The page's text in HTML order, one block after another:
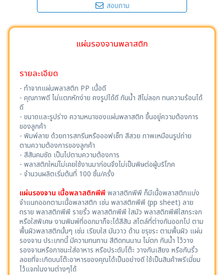
สอบถาม
แผ่นรองจานพลาสติก
รายละเอียด
- ทำจากแผ่นพลาสติก PP เนื้อดี
- คุณภาพดี ไม่แตกหักง่าย คงรูปได้ดี กันน้ำ สีไม่ลอก ทนความร้อนได้
ดี
- ขนาดและรูปร่าง ความหนาของแผ่นพลาสติก ขึ้นอยู่ความต้องการ
ของลูกค้า
- พิมพ์ลาย ด้วยการสกรีนหรือออฟเซ็ท สีสวย ภาพเหมือนรูปถ่าย
ตามความต้องการของลูกค้า
- สีสันคมชัด เป็นไปตามความต้องการ
- พลาสติกใหม่ไม่เคยใช้งานมาก่อนจึงไม่เป็นพิษต่อผู้บริโภค
- จำนวนผลิตเริ่มต้นที่ 100 ชิ้น/ครั้ง
แผ่นรองจาน เนื้อพลาสติกพีพีพลาสติกพีพี ก็มีเนื้อพลาสติกแบ่ง
จำแนกออกตามเนื้อพลาสติก เช่น พลาสติกพีพี (pp sheet) ลาย
ทราย พลาสติกพีพี รายริ้ว พลาสติกพีพี ใสมัว พลาสติกพีพีใสกระจก
หรือใสพิเศษ งานพิมพ์ที่ออกมาก็จะได้สีสัน สไตล์ที่ต่างกันออกไป ตาม
พื้นผิวพลาสติกนั้นๆ เช่น เรียบใส มันวาว ด้าน ขรุขระ ตามพื้นผิว แผ่น
รองจาน ประเภทนี้ มีความทนทาน สีติดทนนาน ไม่ตก กันน้ำ ไว้วาง
รองจานหรือภาชนะใส่อาหาร หรือประดับโต๊ะ วางกันเสียง หรือกันริ้ว
ลอยที่จะเกิดบนโต๊ะอาหารของคุณได้เป็นอย่างดี ใช้เป็นสินค้าพรีเมี่ยม
ไว้แจกในงานต่างๆได้